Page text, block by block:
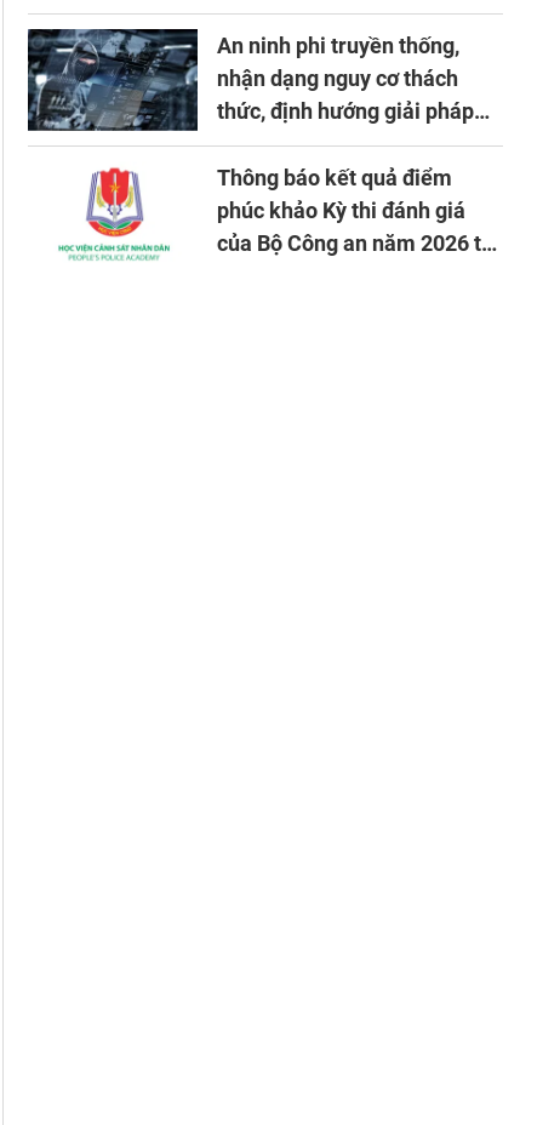
An ninh phi truyền thống,
nhận dạng nguy cơ thách
thức, định hướng giải pháp
đảm bảo an ninh quốc gia
trong tình hình hiện nay
Thông báo kết quả điểm
phúc khảo Kỳ thi đánh giá
của Bộ Công an năm 2026 tại